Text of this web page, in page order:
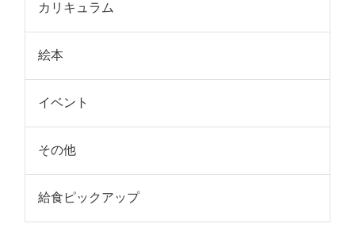
カリキュラム
絵本
イベント
その他
給食ピックアップ